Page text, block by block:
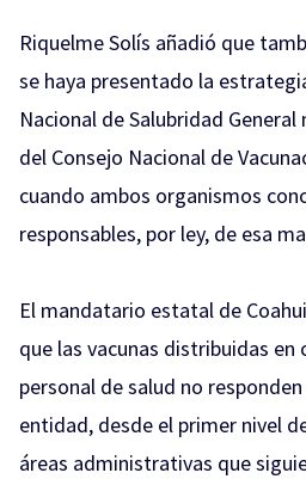
Riquelme Solís añadió que
se haya presentado la
Nacional de Salubridad
del Consejo Nacional de
cuando ambos organismos
responsables, por ley, de esa
El mandatario estatal de
que las vacunas distribuidas en
personal de salud no
entidad, desde el primer nivel
áreas administrativas que